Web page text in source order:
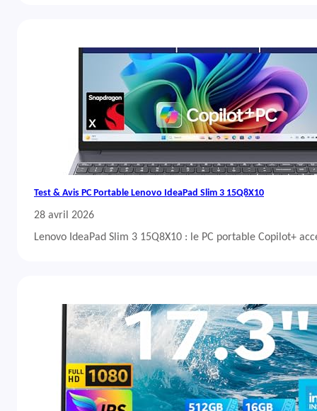
Test & Avis PC Portable Lenovo IdeaPad Slim 3 15Q8X10
28 avril 2026
Lenovo IdeaPad Slim 3 15Q8X10 : le PC portable Copilot+